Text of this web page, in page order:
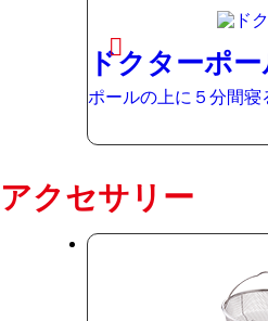
ドクターポ
ポールの上に５分間
アクセサリー